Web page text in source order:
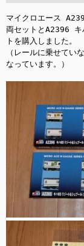
マイクロエース
両セットとA2396 キ
トを購入しました。
（レールに乗せてい
なっています。）